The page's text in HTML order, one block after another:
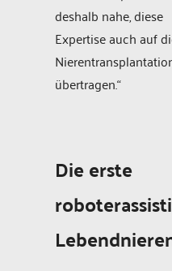
deshalb nahe, diese
Expertise auch auf
übertragen.“
Die erste